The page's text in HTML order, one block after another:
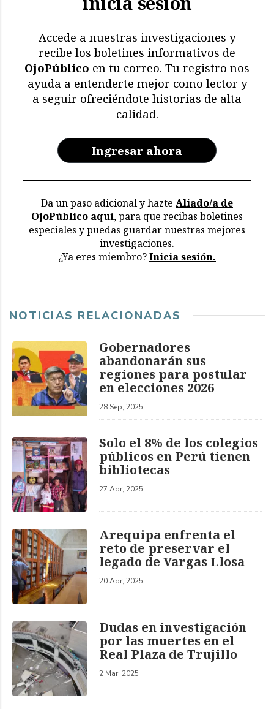
El impacto de El Niño: más
mamíferos marinos
muertos
Memoria en riesgo:
restricciones y deterioro
en los archivos de la CVR
Accede a nuestras investigaciones y
recibe los boletines informativos de
OjoPúblico en tu correo. Tu registro nos
ayuda a entenderte mejor como lector y
a seguir ofreciéndote historias de alta
calidad.
Ingresar ahora
Da un paso adicional y hazte Aliado/a de
OjoPúblico aquí, para que recibas boletines
especiales y puedas guardar nuestras mejores
investigaciones.
¿Ya eres miembro?Inicia sesión.
NOTICIAS RELACIONADAS
Gobernadores
abandonarán sus
regiones para postular
en elecciones 2026
28 Sep, 2025
Solo el 8% de los colegios
públicos en Perú tienen
bibliotecas
27 Abr, 2025
Arequipa enfrenta el
reto de preservar el
legado de Vargas Llosa
20 Abr, 2025
Dudas en investigación
por las muertes en el
Real Plaza de Trujillo
2 Mar, 2025